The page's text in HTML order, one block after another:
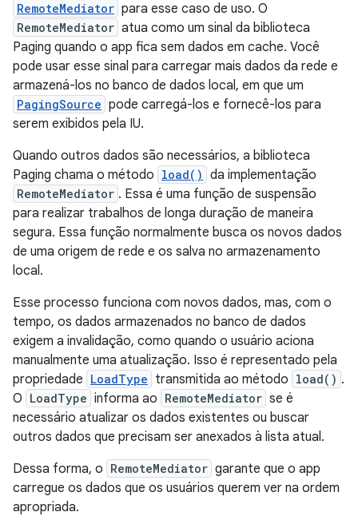
RemoteMediator para esse caso de uso. O
RemoteMediator atua como um sinal da biblioteca
Paging quando o app fica sem dados em cache. Você
pode usar esse sinal para carregar mais dados da rede e
armazená-los no banco de dados local, em que um
PagingSource pode carregá-los e fornecê-los para
serem exibidos pela IU.
Quando outros dados são necessários, a biblioteca
Paging chama o método load() da implementação
RemoteMediator . Essa é uma função de suspensão
para realizar trabalhos de longa duração de maneira
segura. Essa função normalmente busca os novos dados
de uma origem de rede e os salva no armazenamento
local.
Esse processo funciona com novos dados, mas, com o
tempo, os dados armazenados no banco de dados
exigem a invalidação, como quando o usuário aciona
manualmente uma atualização. Isso é representado pela
propriedade LoadType transmitida ao método load() .
O LoadType informa ao RemoteMediator se é
necessário atualizar os dados existentes ou buscar
outros dados que precisam ser anexados à lista atual.
Dessa forma, o RemoteMediator garante que o app
carregue os dados que os usuários querem ver na ordem
apropriada.